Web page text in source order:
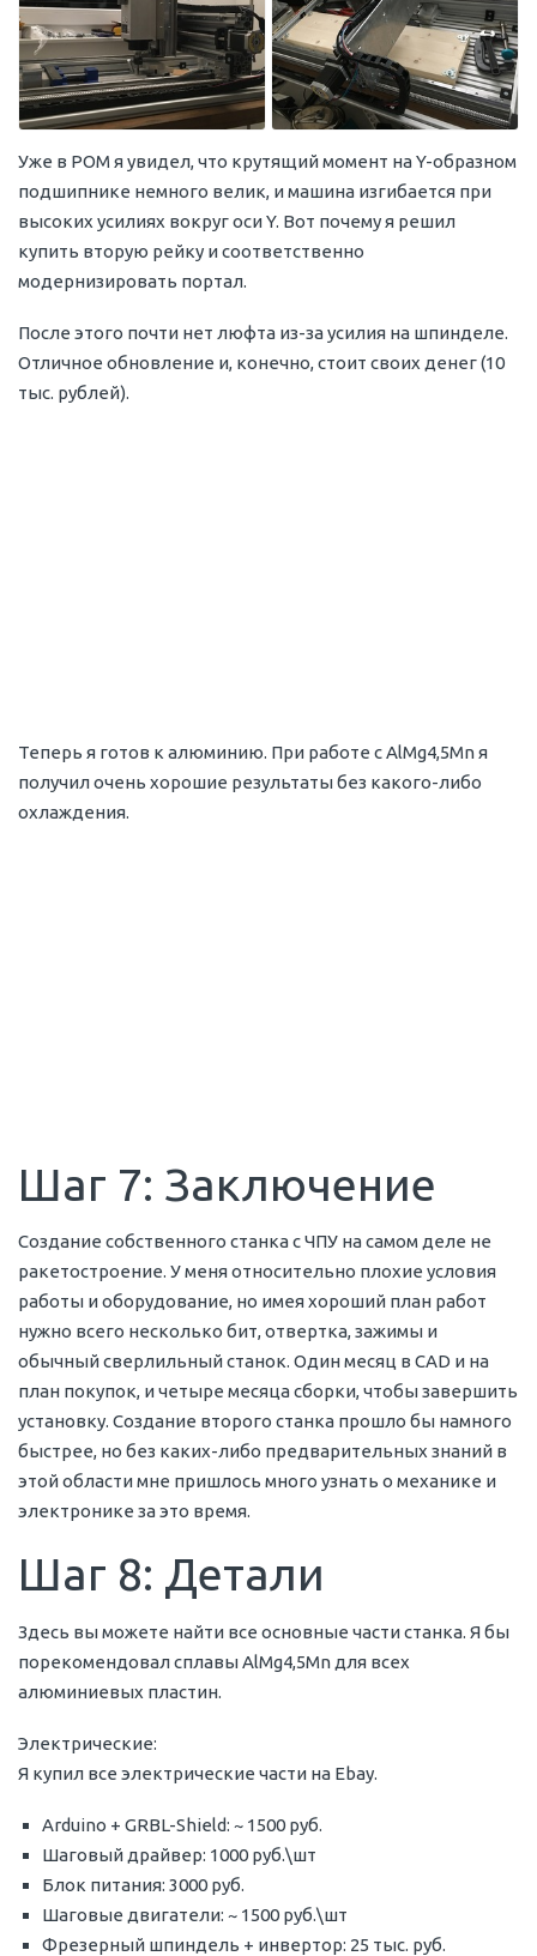
Уже в POM я увидел, что крутящий момент на Y-образном
подшипнике немного велик, и машина изгибается при
высоких усилиях вокруг оси Y. Вот почему я решил
купить вторую рейку и соответственно
модернизировать портал.
После этого почти нет люфта из-за усилия на шпинделе.
Отличное обновление и, конечно, стоит своих денег (10
тыс. рублей).
Теперь я готов к алюминию. При работе с AlMg4,5Mn я
получил очень хорошие результаты без какого-либо
охлаждения.
Шаг 7: Заключение
Создание собственного станка с ЧПУ на самом деле не
ракетостроение. У меня относительно плохие условия
работы и оборудование, но имея хороший план работ
нужно всего несколько бит, отвертка, зажимы и
обычный сверлильный станок. Один месяц в CAD и на
план покупок, и четыре месяца сборки, чтобы завершить
установку. Создание второго станка прошло бы намного
быстрее, но без каких-либо предварительных знаний в
этой области мне пришлось много узнать о механике и
электронике за это время.
Шаг 8: Детали
Здесь вы можете найти все основные части станка. Я бы
порекомендовал сплавы AlMg4,5Mn для всех
алюминиевых пластин.
Электрические:
Я купил все электрические части на Ebay.
Arduino + GRBL-Shield: ~ 1500 руб.
Шаговый драйвер: 1000 руб.\шт
Блок питания: 3000 руб.
Шаговые двигатели: ~ 1500 руб.\шт
Фрезерный шпиндель + инвертор: 25 тыс. руб.